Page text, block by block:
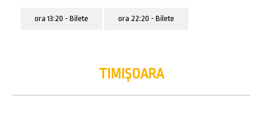
ora 13:20 - Bilete ora 22:20 - Bilete
TIMIȘOARA